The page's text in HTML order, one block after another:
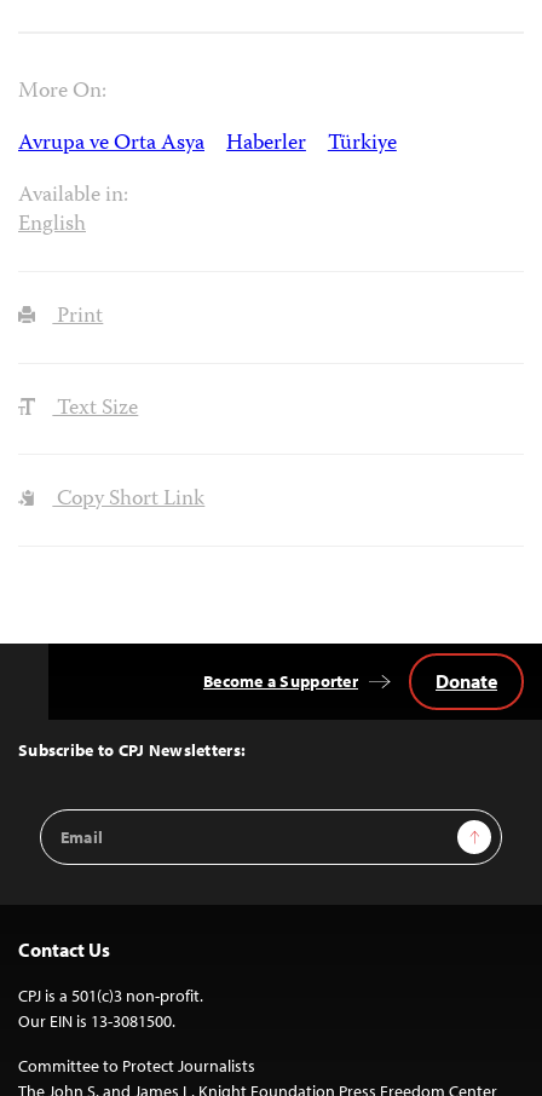
More On:
Avrupa ve Orta Asya
Haberler
Türkiye
Available in:
English
Print
Text Size
Copy Short Link
Top
Subscribe to CPJ Newsletters:
Email
Address
Sign Up
Become a Supporter Donate
Contact Us
CPJ is a 501(c)3 non-profit.
Our EIN is 13-3081500.
Committee to Protect Journalists
The John S. and James L. Knight Foundation Press Freedom Center